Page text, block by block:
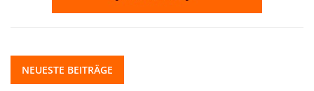
NEUESTE BEITRÄGE